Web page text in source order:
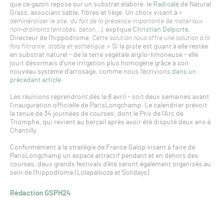
que ce gazon repose sur un substrat élaboré, le Radicaléde Natural
Grass, associant sable, fibres et liège. Un choix visant à «
déminéraliser le site, du fait de la présence importante de matériaux
non-drainants (enrobés, béton…), explique Christian Delporte,
Directeur de l’hippodrome. Cette solution nous offre une solution à la
fois filtrante, stable et esthétique. » Si la piste est quant à elle restée
en substrat naturel – de la terre végétale argilo-limoneuse – elle
jouit désormais d’une irrigation plus homogène grâce à son
nouveau système d’arrosage, comme nous l’écrivions dans un
précédant article.
Les réunions reprendront dès le 8 avril – soit deux semaines avant
l’inauguration officielle de ParisLongchamp. Le calendrier prévoit
la tenue de 34 journées de courses, dont le Prix de l’Arc de
Triomphe, qui revient au bercail après avoir été disputé deux ans à
Chantilly.
Conformément à la stratégie de France Galop visant à faire de
ParisLongchamp un espace attractif pendant et en dehors des
courses, deux grands festivals d’été seront également organisés au
sein de l’hippodrome (Lolapalooza et Solidays).
Rédaction GSPH24